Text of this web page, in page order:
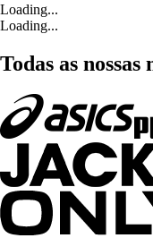
Loading...
Loading...
Todas as nossas